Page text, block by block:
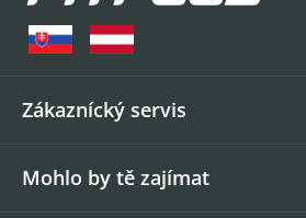
Zákaznícký servis
Mohlo by tě zajímat